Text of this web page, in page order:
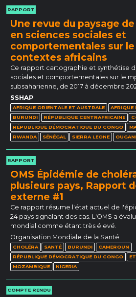
RAPPORT
Une revue du paysage
en sciences sociales et
comportementales sur
contextes africains
Ce rapport cartographie et synthétise
sociales et comportementales sur le
subsaharienne, de 2017 à décembre
SSHAP
AFRIQUE ORIENTALE ET AUSTRALE
AFRIQUE
BURUNDI
RÉPUBLIQUE CENTRAFRICAINE
RÉPUBLIQUE DÉMOCRATIQUE DU CONGO
RWANDA
SÉNÉGAL SIERRA LEONE
RAPPORT
OMS Épidémie de
plusieurs pays, Rapport
externe #1
Ce rapport résume l'état actuel de
24 pays signalant des cas. L'OMS a
mondial comme étant très élevé.
Organisation Mondiale de la Santé
CHOLÉRA SANTÉ BURUNDI
CAMEROUN
RÉPUBLIQUE DÉMOCRATIQUE DU CONGO
MOZAMBIQUE
NIGERIA
COMPTE RENDU